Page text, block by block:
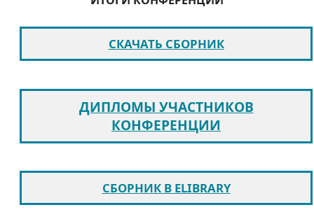
СКАЧАТЬ СБОРНИК
ДИПЛОМЫ УЧАСТНИКОВ
КОНФЕРЕНЦИИ
СБОРНИК В ELIBRARY